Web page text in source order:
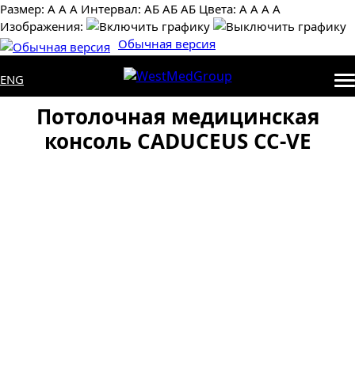
Размер: А А А Интервал: AБ АБ AБ Цвета: А А А А
Изображения:
Обычная версия
ENG
Потолочная медицинская
консоль CADUCEUS CC-VE